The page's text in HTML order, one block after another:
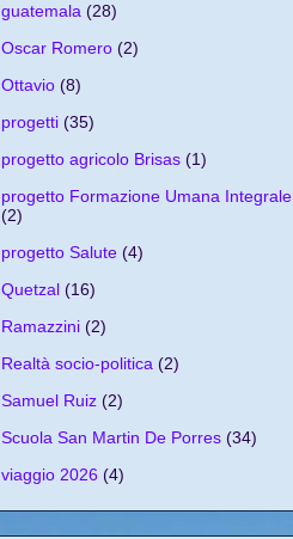
guatemala (28)
Oscar Romero (2)
Ottavio (8)
progetti (35)
progetto agricolo Brisas (1)
progetto Formazione Umana Integrale
(2)
progetto Salute (4)
Quetzal (16)
Ramazzini (2)
Realtà socio-politica (2)
Samuel Ruiz (2)
Scuola San Martin De Porres (34)
viaggio 2026 (4)